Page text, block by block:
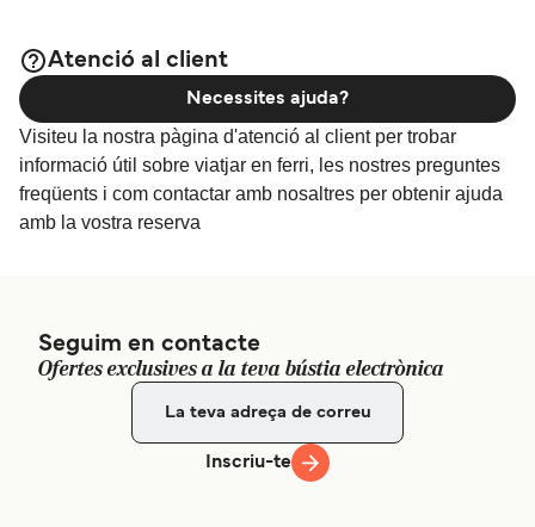
Atenció al client
Visiteu la nostra pàgina d'atenció al client per trobar
informació útil sobre viatjar en ferri, les nostres preguntes
freqüents i com contactar amb nosaltres per obtenir ajuda
amb la vostra reserva
Necessites ajuda?
Seguim en contacte
Ofertes exclusives a la teva bústia electrònica
Inscriu-te